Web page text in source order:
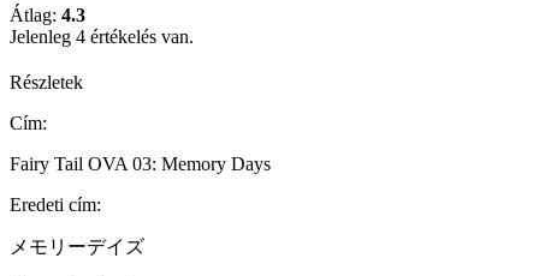
Átlag: 4.3
Jelenleg 4 értékelés van.
Részletek
Cím:
Fairy Tail OVA 03: Memory Days
Eredeti cím:
メモリーデイズ